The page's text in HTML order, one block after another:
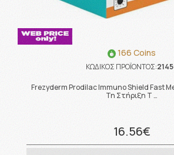
166 Coins
ΚΩΔΙΚΟΣ ΠΡΟΪΟΝΤΟΣ:
Frezyderm Prodilac Immuno Shield Fast
Τη Στήριξη Τ …
16.56€